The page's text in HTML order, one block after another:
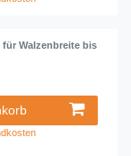
für Walzenbreite bis